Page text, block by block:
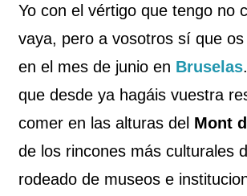
Yo con el vértigo que tengo no
vaya, pero a vosotros sí que
en el mes de junio en Bruselas
que desde ya hagáis vuestra
comer en las alturas del Mont
de los rincones más culturales
rodeado de museos e